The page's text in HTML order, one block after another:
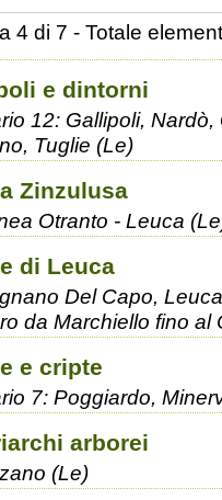
4 di 7 - Totale
e dintorni
12: Gallipoli,
Tuglie (Le)
Zinzulusa
Otranto - Leuca
di Leuca
Del Capo,
da Marchiello fino al
e cripte
7: Poggiardo,
arborei
(Le)